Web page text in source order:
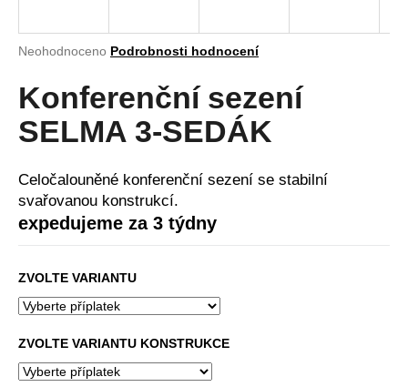
Průměrné
produktu
je
0,0
z
hvězdiček.
Neohodnoceno Podrobnosti hodnocení
Konferenční sezení
SELMA 3-SEDÁK
Celočalouněné konferenční sezení se stabilní
svařovanou konstrukcí.
expedujeme za 3 týdny
ZVOLTE VARIANTU
ZVOLTE VARIANTU KONSTRUKCE
j
t
?
o
o
r